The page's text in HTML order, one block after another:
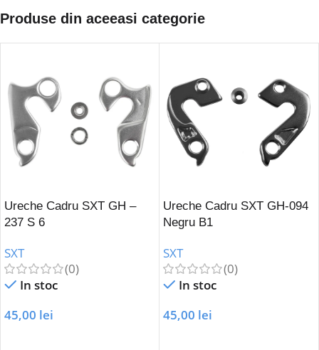
Produse din aceeasi categorie
Ureche Cadru SXT GH –
237 S 6
SXT
(0)
In stoc
45,00 lei
Ureche Cadru SXT GH-094
Negru B1
SXT
(0)
In stoc
45,00 lei